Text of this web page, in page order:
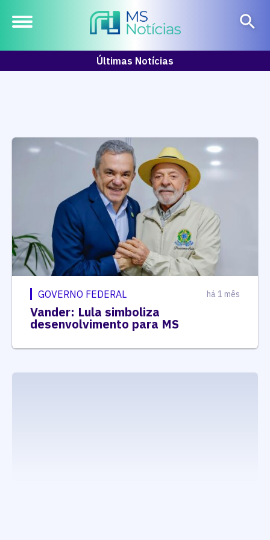
Últimas Notícias
GOVERNO FEDERAL há 1 mês
Vander: Lula simboliza
desenvolvimento para MS